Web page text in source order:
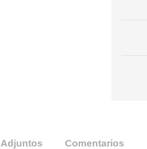
Adjuntos Comentarios